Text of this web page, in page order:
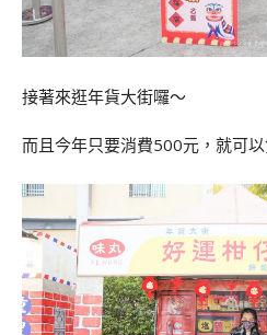
接著來逛年貨大街囉～
而且今年只要消費500元，就可